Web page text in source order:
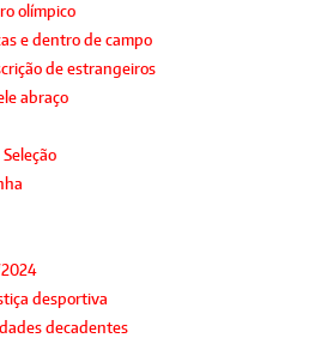
olímpico
e dentro de campo
de estrangeiros
abraço
desportiva
decadentes